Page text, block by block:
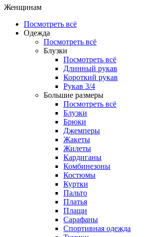
Женщинам
Посмотреть всё
Одежда
Посмотреть всё
Блузки
Посмотреть всё
Длинный рукав
Короткий рукав
Рукав 3/4
Большие размеры
Посмотреть всё
Блузки
Брюки
Джемперы
Жакеты
Жилеты
Кардиганы
Комбинезоны
Костюмы
Куртки
Пальто
Платья
Плащи
Сарафаны
Спортивная одежда